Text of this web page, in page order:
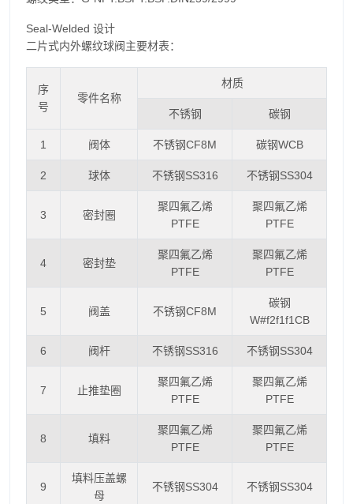
Seal-Welded 设计
二片式内外螺纹球阀主要材表：
序
号
零件名称
材质
不锈钢 碳钢
1 阀体 不锈钢CF8M 碳钢WCB
2 球体 不锈钢SS316 不锈钢SS304
3 密封圈
聚四氟乙烯
PTFE
聚四氟乙烯
PTFE
4 密封垫
聚四氟乙烯
PTFE
聚四氟乙烯
PTFE
5 阀盖 不锈钢CF8M
碳钢
W#f2f1f1CB
6 阀杆 不锈钢SS316 不锈钢SS304
7 止推垫圈
聚四氟乙烯
PTFE
聚四氟乙烯
PTFE
8 填料
聚四氟乙烯
PTFE
聚四氟乙烯
PTFE
9
填料压盖螺
母
不锈钢SS304 不锈钢SS304